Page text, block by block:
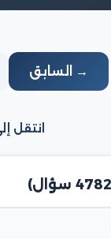
→ السابق
انتقل